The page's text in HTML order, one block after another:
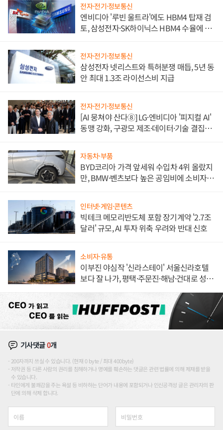
전자·전기·정보통신
엔비디아 '루빈 울트라'에도 HBM4 탑재 검
토, 삼성전자·SK하이닉스 HBM4 수율에 주
전자·전기·정보통신
삼성전자 넷리스트와 특허분쟁 매듭, 5년 동
안 최대 1.3조 라이선스비 지급
전자·전기·정보통신
[AI 뭉쳐야 산다⑧] LG·엔비디아 '피지컬 AI'
동맹 강화, 구광모 제조·데이터·기술 결집
자동차·부품
BYD코리아 가격 앞세워 수입차 4위 올랐지
만, BMW·벤츠보다 높은 공임비에 소비자
인터넷·게임·콘텐츠
빅테크 메모리반도체 포함 장기계약 '2.7조
달러' 규모, AI 투자 위축 우려와 반대 신호
소비자·유통
이부진 야심작 '신라스테이' 서울신라호텔
보다 잘 나가, 평택·주문진·해남·건대로 성
기사댓글0개
200자까지 쓰실 수 있습니다. (현재 0 byte / 최대 400byte)
저작권 등 다른 사람의 권리를 침해하거나 명예를 훼손하는 댓글은 관련 법률에 의해 제재를 받을
수 있습니다.
타인에게 불쾌감을 주는 욕설 등 비하하는 단어가 내용에 포함되거나 인신공격성 글은 관리자의 판
단에 의해 삭제 합니다.